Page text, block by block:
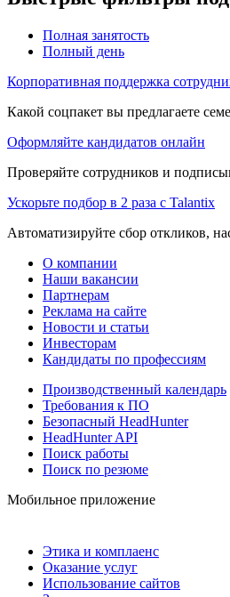
Полная занятость
Полный день
Корпоративная поддержка
Какой соцпакет вы предлагаете
Оформляйте кандидатов онлайн
Проверяйте сотрудников и
Ускорьте подбор в 2 раза с Talantix
Автоматизируйте сбор откликов,
О компании
Наши вакансии
Партнерам
Реклама на сайте
Новости и статьи
Инвесторам
Кандидаты по профессиям
Производственный календарь
Требования к ПО
Безопасный HeadHunter
HeadHunter API
Поиск работы
Поиск по резюме
Мобильное приложение
Этика и комплаенс
Оказание услуг
Использование сайтов